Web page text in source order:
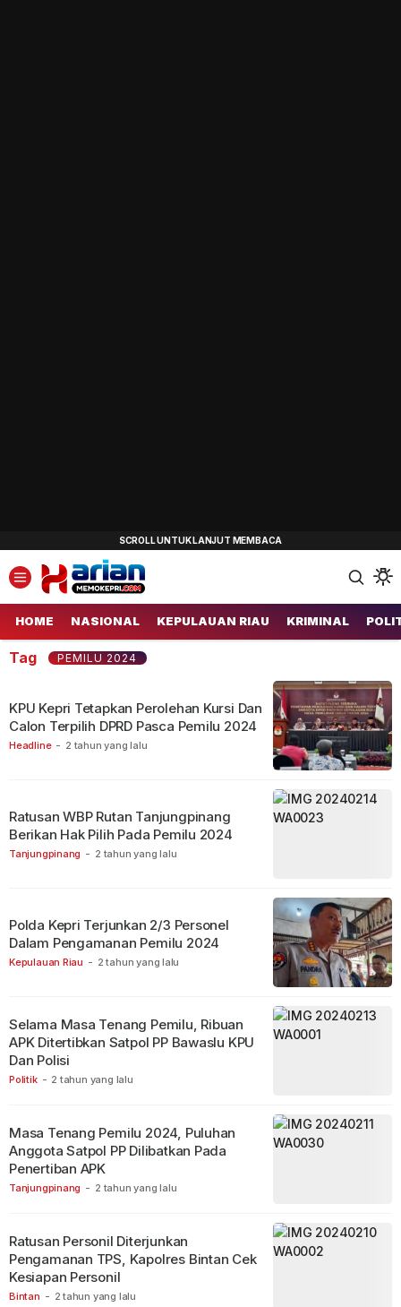
Harianmemokepri.com
Informasi Berita Terkini dan Terbaru Hari Ini
HOME NASIONAL KEPULAUAN RIAU KRIMINAL
Tag PEMILU 2024
Headline - 2 tahun yang lalu
KPU Kepri Tetapkan Perolehan Kursi Dan
Calon Terpilih DPRD Pasca Pemilu 2024
Tanjungpinang - 2 tahun yang lalu
Ratusan WBP Rutan Tanjungpinang
Berikan Hak Pilih Pada Pemilu 2024
Kepulauan Riau - 2 tahun yang lalu
Polda Kepri Terjunkan 2/3 Personel
Dalam Pengamanan Pemilu 2024
Politik - 2 tahun yang lalu
Selama Masa Tenang Pemilu, Ribuan
APK Ditertibkan Satpol PP Bawaslu KPU
Dan Polisi
Tanjungpinang - 2 tahun yang lalu
Masa Tenang Pemilu 2024, Puluhan
Anggota Satpol PP Dilibatkan Pada
Penertiban APK
Bintan - 2 tahun yang lalu
Ratusan Personil Diterjunkan
Pengamanan TPS, Kapolres Bintan Cek
Kesiapan Personil